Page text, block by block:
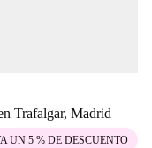
Trafalgar, Madrid
UN 5 % DE DESCUENTO